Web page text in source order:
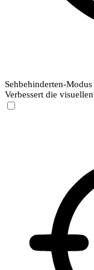
Sehbehinderten-Modus
Verbessert die